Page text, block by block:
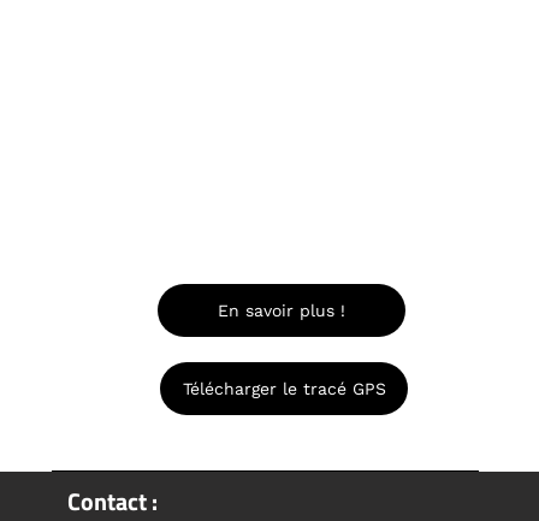
Contact :
Télécharger le tracé GPS
En savoir plus !